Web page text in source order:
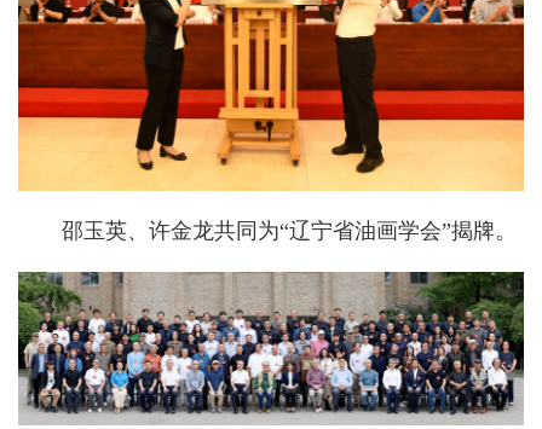
邵玉英、许金龙共同为“辽宁省油画学会”揭牌。